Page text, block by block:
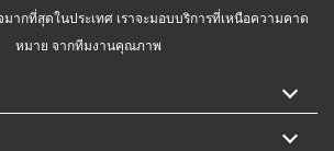
ากที่สุดในประเทศ เราจะมอบบริการที่เหนือความคาด
หมาย จากทีมงานคุณภาพ